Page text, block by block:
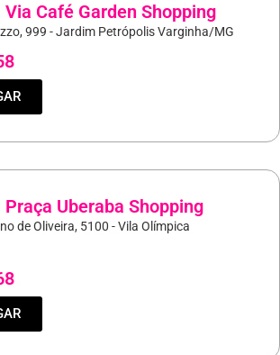
Café Garden Shopping
999 - Jardim Petrópolis Varginha/MG
Uberaba Shopping
de Oliveira, 5100 - Vila Olímpica